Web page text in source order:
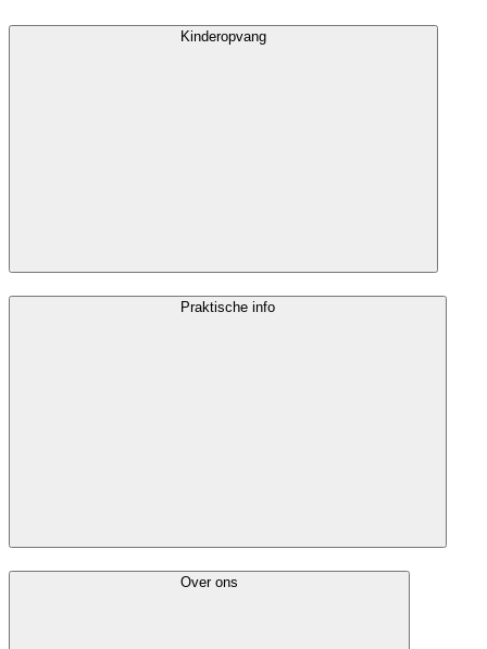
Kinderopvang
Praktische info
Over ons